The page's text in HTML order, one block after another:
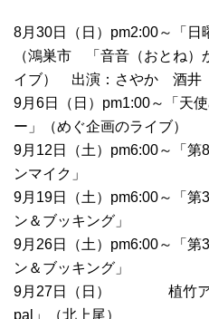
8月30日（日）pm2:00～「日
（鴻巣市 「音音（おとね
イブ） 出演：さやか 酒井
9月6日（日）pm1:00～「天
ー」（めぐ企画のライブ）
9月12日（土）pm6:00～「第
ンマイク」
9月19日（土）pm6:00～「第
ン＆ブッキング」
9月26日（土）pm6:00～「第
ン＆ブッキング」
9月27日（日） 植竹アニ
pal」（北上尾）